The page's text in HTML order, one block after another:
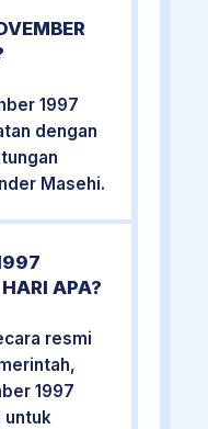
1997
dengan
Masehi.
APA?
resmi
1997
untuk